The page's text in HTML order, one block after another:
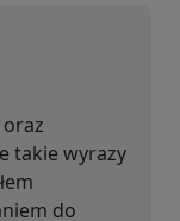
takie wyrazy
do